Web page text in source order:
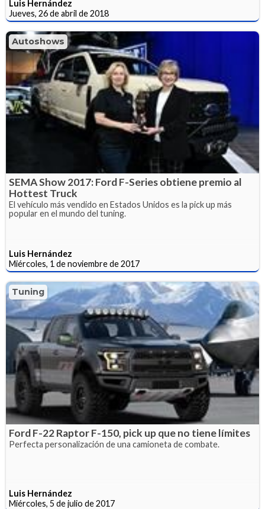
Luis Hernández
Jueves, 26 de abril de 2018
Autoshows
SEMA Show 2017: Ford F-Series obtiene premio al
Hottest Truck
El vehículo más vendido en Estados Unidos es la pick up más
popular en el mundo del tuning.
Luis Hernández
Miércoles, 1 de noviembre de 2017
Tuning
Ford F-22 Raptor F-150, pick up que no tiene límites
Perfecta personalización de una camioneta de combate.
Luis Hernández
Miércoles, 5 de julio de 2017